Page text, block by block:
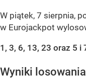
W piątek, 7 sierpnia,
w Eurojackpot
1, 3, 6, 13, 23 oraz 5 i
Wyniki